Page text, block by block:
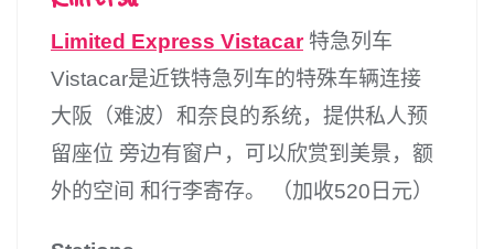
Limited Express Vistacar特急列车
Vistacar是近铁特急列车的特殊车辆连接
大阪（难波）和奈良的系统，提供私人预
留座位 旁边有窗户，可以欣赏到美景，额
外的空间 和行李寄存。 （加收520日元）